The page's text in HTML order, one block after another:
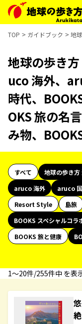
TOP ガイドブック 地
地球の歩き
uco 海外、
時代、
OKS 旅の名
み物、
すべて 地球の歩き方
aruco 海外
aruco
Resort Style
島旅
BOOKS スペシャルコラ
BOOKS 旅と健康
1〜20件/255件中 を表